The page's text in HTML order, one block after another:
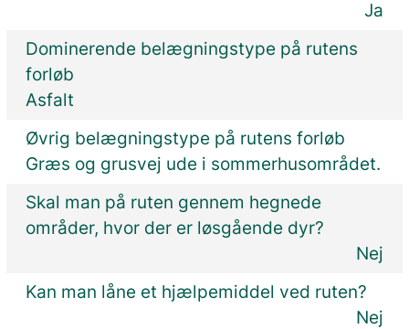
Ja
Dominerende belægningstype på rutens
forløb
Asfalt
Øvrig belægningstype på rutens forløb
Græs og grusvej ude i sommerhusområdet.
Skal man på ruten gennem hegnede
områder, hvor der er løsgående dyr?
Nej
Kan man låne et hjælpemiddel ved ruten?
Nej